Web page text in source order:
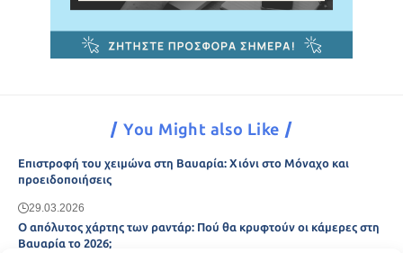
You Might also Like
Επιστροφή του χειμώνα στη Βαυαρία: Χιόνι στο Μόναχο και
προειδοποιήσεις
29.03.2026
Ο απόλυτος χάρτης των ραντάρ: Πού θα κρυφτούν οι κάμερες στη
Βαυαρία το 2026;